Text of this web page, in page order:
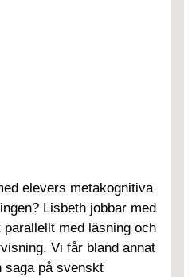
elevers metakognitiva
Lisbeth jobbar med
med läsning och
Vi får bland annat
saga på svenskt